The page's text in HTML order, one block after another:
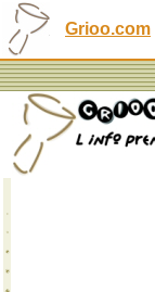
Grioo.com